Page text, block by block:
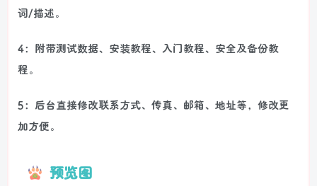
词/描述。
4：附带测试数据、安装教程、入门教程、安全及备份教
程。
5：后台直接修改联系方式、传真、邮箱、地址等，修改更
加方便。
预览图